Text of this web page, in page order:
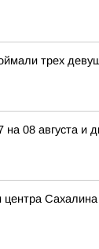
трех
на 08 августа и